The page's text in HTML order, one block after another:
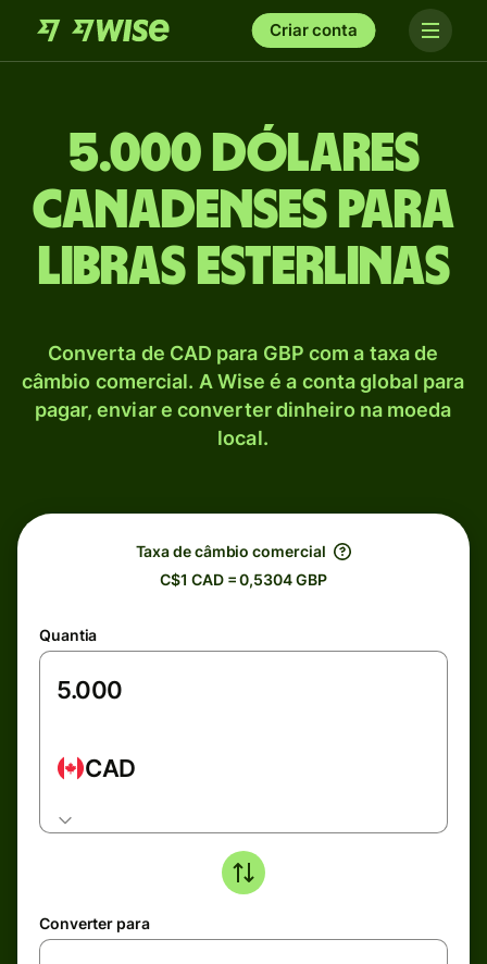
Criar conta
5.000 Dólares
canadenses para
Libras esterlinas
Converta de CAD para GBP com a taxa de
câmbio comercial. A Wise é a conta global para
pagar, enviar e converter dinheiro na moeda
local.
Taxa de câmbio comercial
C$1 CAD = 0,5304 GBP
Quantia
CAD
Converter para